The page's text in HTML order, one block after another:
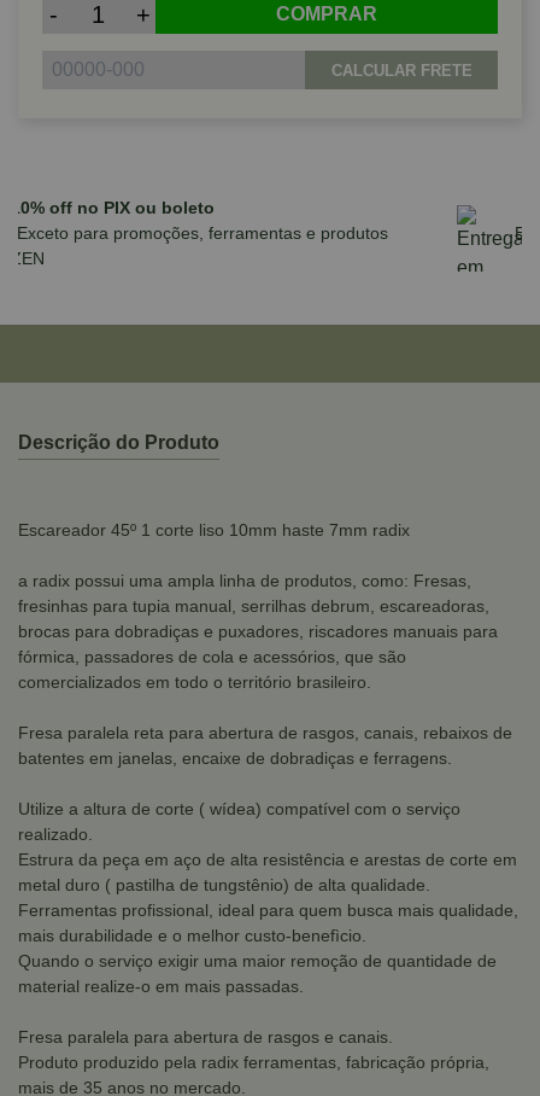
- + COMPRAR
CALCULAR FRETE
Parcele em até 10x sem juros no cartão
para compras acima de R$590,00
Descrição do Produto
Escareador 45º 1 corte liso 10mm haste 7mm radix
a radix possui uma ampla linha de produtos, como: Fresas,
fresinhas para tupia manual, serrilhas debrum, escareadoras,
brocas para dobradiças e puxadores, riscadores manuais para
fórmica, passadores de cola e acessórios, que são
comercializados em todo o território brasileiro.
Fresa paralela reta para abertura de rasgos, canais, rebaixos de
batentes em janelas, encaixe de dobradiças e ferragens.
Utilize a altura de corte ( wídea) compatível com o serviço
realizado.
Estrura da peça em aço de alta resistência e arestas de corte em
metal duro ( pastilha de tungstênio) de alta qualidade.
Ferramentas profissional, ideal para quem busca mais qualidade,
mais durabilidade e o melhor custo-benefìcio.
Quando o serviço exigir uma maior remoção de quantidade de
material realize-o em mais passadas.
Fresa paralela para abertura de rasgos e canais.
Produto produzido pela radix ferramentas, fabricação própria,
mais de 35 anos no mercado.